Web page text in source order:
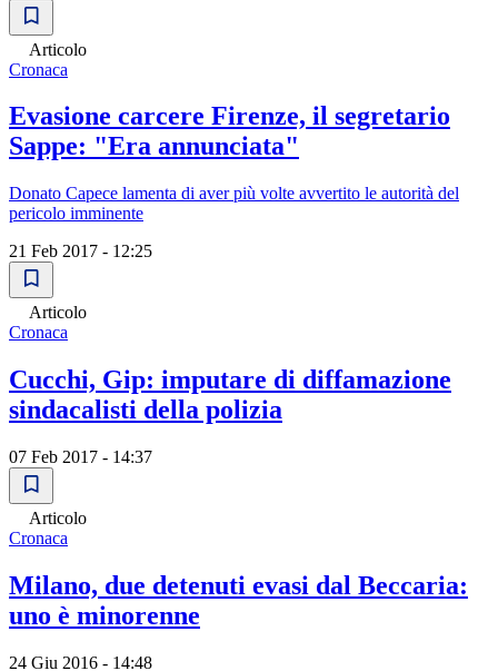
Articolo
Cronaca
Evasione carcere Firenze, il segretario
Sappe: "Era annunciata"
Donato Capece lamenta di aver più volte avvertito le autorità del
pericolo imminente
21 Feb 2017 - 12:25
Articolo
Cronaca
Cucchi, Gip: imputare di diffamazione
sindacalisti della polizia
07 Feb 2017 - 14:37
Articolo
Cronaca
Milano, due detenuti evasi dal Beccaria:
uno è minorenne
24 Giu 2016 - 14:48